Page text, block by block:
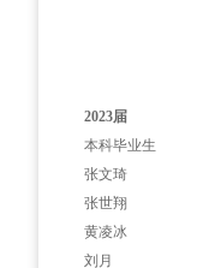
2023届
本科毕业生
张文琦
张世翔
黄凌冰
刘月